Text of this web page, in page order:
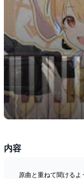
内容
原曲と重ねて聞ける